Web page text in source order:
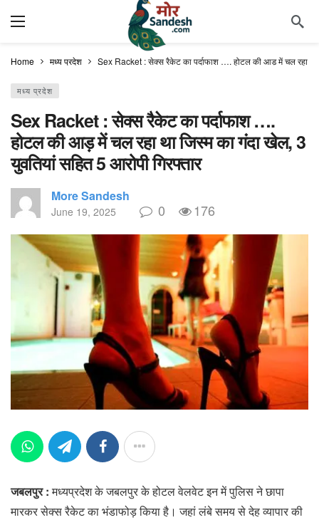
Home मध्य प्रदेश Sex Racket : सेक्स रैकेट का पर्दाफाश …. होटल की आड़ में चल रहा था
मध्य प्रदेश
Sex Racket : सेक्स रैकेट का पर्दाफाश ….
होटल की आड़ में चल रहा था जिस्म का गंदा खेल, 3
युवतियां सहित 5 आरोपी गिरफ्तार
More Sandesh
June 19, 2025 0 176
जबलपुर :मध्यप्रदेश के जबलपुर के होटल वेलवेट इन में पुलिस ने छापा
मारकर सेक्स रैकेट का भंडाफोड़ किया है। जहां लंबे समय से देह व्यापार की